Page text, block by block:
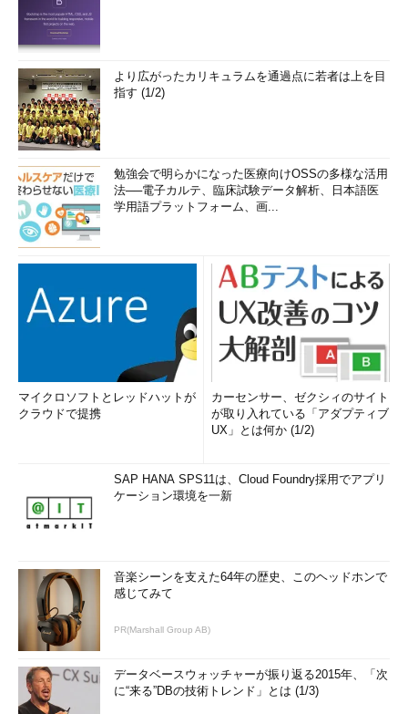
より広がったカリキュラムを通過点に若者は上を目
指す (1/2)
勉強会で明らかになった医療向けOSSの多様な活用
法──電子カルテ、臨床試験データ解析、日本語医
学用語プラットフォーム、画...
マイクロソフトとレッドハットが
クラウドで提携
カーセンサー、ゼクシィのサイト
が取り入れている「アダプティブ
UX」とは何か (1/2)
SAP HANA SPS11は、Cloud Foundry採用でアプリ
ケーション環境を一新
音楽シーンを支えた64年の歴史、このヘッドホンで
感じてみて
PR(Marshall Group AB)
データベースウォッチャーが振り返る2015年、「次
に“来る”DBの技術トレンド」とは (1/3)